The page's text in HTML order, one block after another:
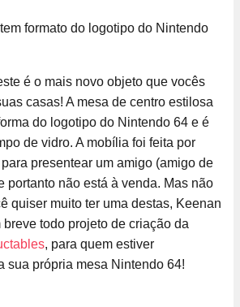
é o mais novo objeto que vocês
casas! A mesa de centro estilosa
do logotipo do Nintendo 64 e é
de vidro. A mobília foi feita por
presentear um amigo (amigo de
portanto não está à venda. Mas não
quiser muito ter uma destas, Keenan
todo projeto de criação da
, para quem estiver
sua própria mesa Nintendo 64!